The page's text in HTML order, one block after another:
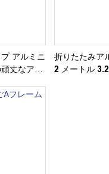
アルミニ
丈なアル
折りたたみア
2 メートル